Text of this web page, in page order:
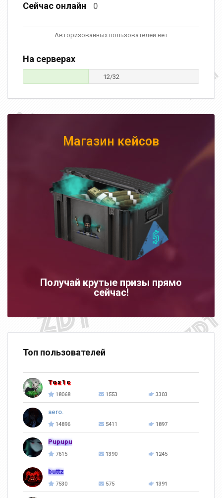
Сейчас онлайн 0
Авторизованных пользователей нет
На серверах
12/32
Магазин кейсов
Получай крутые призы прямо
сейчас!
Топ пользователей
Tox1c
18068 1553 3303
aero.
14896 5411 1897
Pupupu
7615 1390 1245
buttz
7530 575 1391